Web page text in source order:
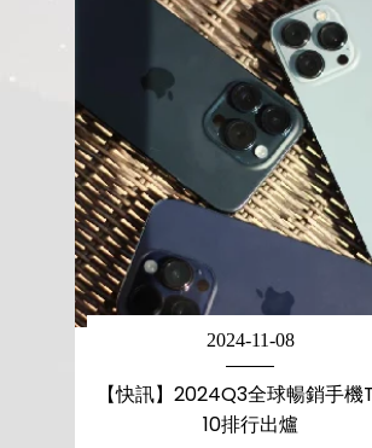
2024-11-08
【快訊】2024Q3全球暢銷手機
10排行出爐